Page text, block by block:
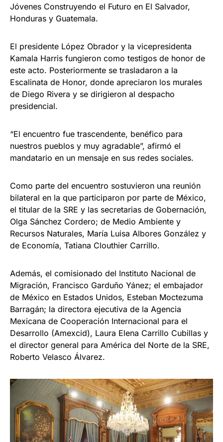
Jóvenes Construyendo el Futuro en El Salvador,
Honduras y Guatemala.
El presidente López Obrador y la vicepresidenta
Kamala Harris fungieron como testigos de honor de
este acto. Posteriormente se trasladaron a la
Escalinata de Honor, donde apreciaron los murales
de Diego Rivera y se dirigieron al despacho
presidencial.
“El encuentro fue trascendente, benéfico para
nuestros pueblos y muy agradable”, afirmó el
mandatario en un mensaje en sus redes sociales.
Como parte del encuentro sostuvieron una reunión
bilateral en la que participaron por parte de México,
el titular de la SRE y las secretarias de Gobernación,
Olga Sánchez Cordero; de Medio Ambiente y
Recursos Naturales, María Luisa Albores González y
de Economía, Tatiana Clouthier Carrillo.
Además, el comisionado del Instituto Nacional de
Migración, Francisco Garduño Yánez; el embajador
de México en Estados Unidos, Esteban Moctezuma
Barragán; la directora ejecutiva de la Agencia
Mexicana de Cooperación Internacional para el
Desarrollo (Amexcid), Laura Elena Carrillo Cubillas y
el director general para América del Norte de la SRE,
Roberto Velasco Álvarez.